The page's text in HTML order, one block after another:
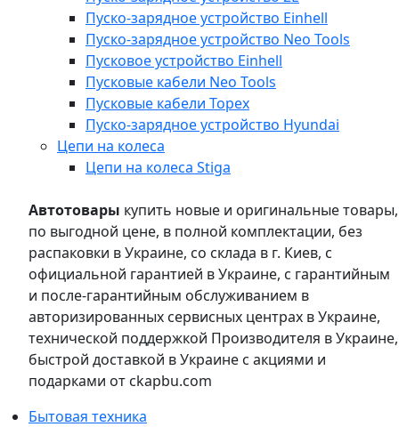
Пуско-зарядное устройство Einhell
Пуско-зарядное устройство Neo Tools
Пусковое устройство Einhell
Пусковые кабели Neo Tools
Пусковые кабели Topex
Пуско-зарядное устройство Hyundai
Цепи на колеса
Цепи на колеса Stiga
Автотовары купить новые и оригинальные товары,
по выгодной цене, в полной комплектации, без
распаковки в Украине, со склада в г. Киев, с
официальной гарантией в Украине, с гарантийным
и после-гарантийным обслуживанием в
авторизированных сервисных центрах в Украине,
технической поддержкой Производителя в Украине,
быстрой доставкой в Украине с акциями и
подарками от ckapbu.com
Бытовая техника